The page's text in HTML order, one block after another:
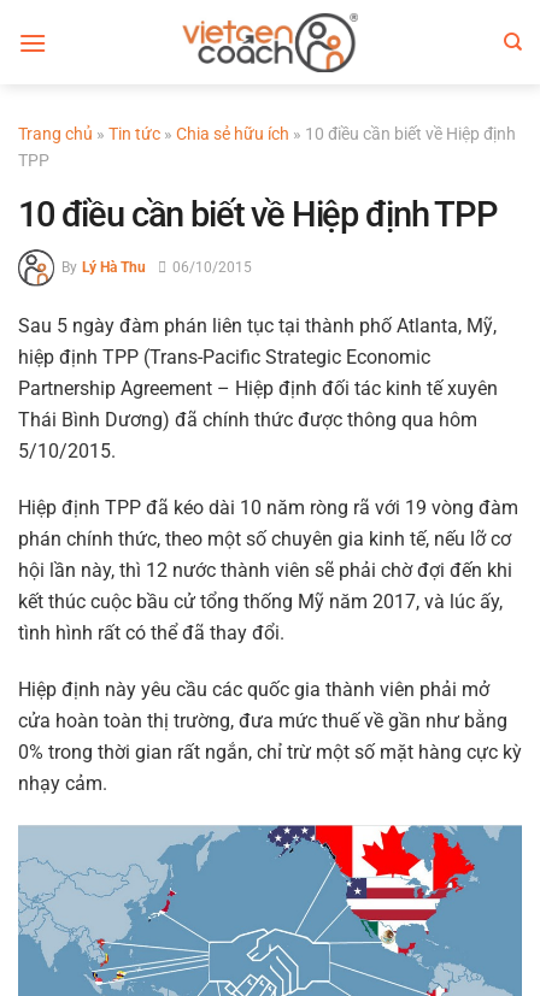
qua
Trang chủ » Tin tức » Chia sẻ hữu ích » 10 điều cần biết về Hiệp định
TPP
10 điều cần biết về Hiệp định TPP
By Lý Hà Thu 06/10/2015
Sau 5 ngày đàm phán liên tục tại thành phố Atlanta, Mỹ,
hiệp định TPP (Trans-Pacific Strategic Economic
Partnership Agreement – Hiệp định đối tác kinh tế xuyên
Thái Bình Dương) đã chính thức được thông qua hôm
5/10/2015.
Hiệp định TPP đã kéo dài 10 năm ròng rã với 19 vòng đàm
phán chính thức, theo một số chuyên gia kinh tế, nếu lỡ cơ
hội lần này, thì 12 nước thành viên sẽ phải chờ đợi đến khi
kết thúc cuộc bầu cử tổng thống Mỹ năm 2017, và lúc ấy,
tình hình rất có thể đã thay đổi.
Hiệp định này yêu cầu các quốc gia thành viên phải mở
cửa hoàn toàn thị trường, đưa mức thuế về gần như bằng
0% trong thời gian rất ngắn, chỉ trừ một số mặt hàng cực kỳ
nhạy cảm.